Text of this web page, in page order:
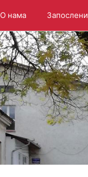
О нама Запослени